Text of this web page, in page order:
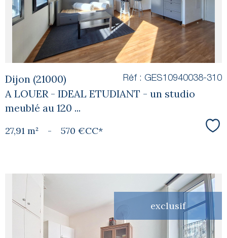
Dijon (21000)
A LOUER - IDEAL ETUDIANT - un studio
meublé au 120 ...
Réf : GES10940038-310
27,91 m² - 570 €CC*
exclusif
voir le